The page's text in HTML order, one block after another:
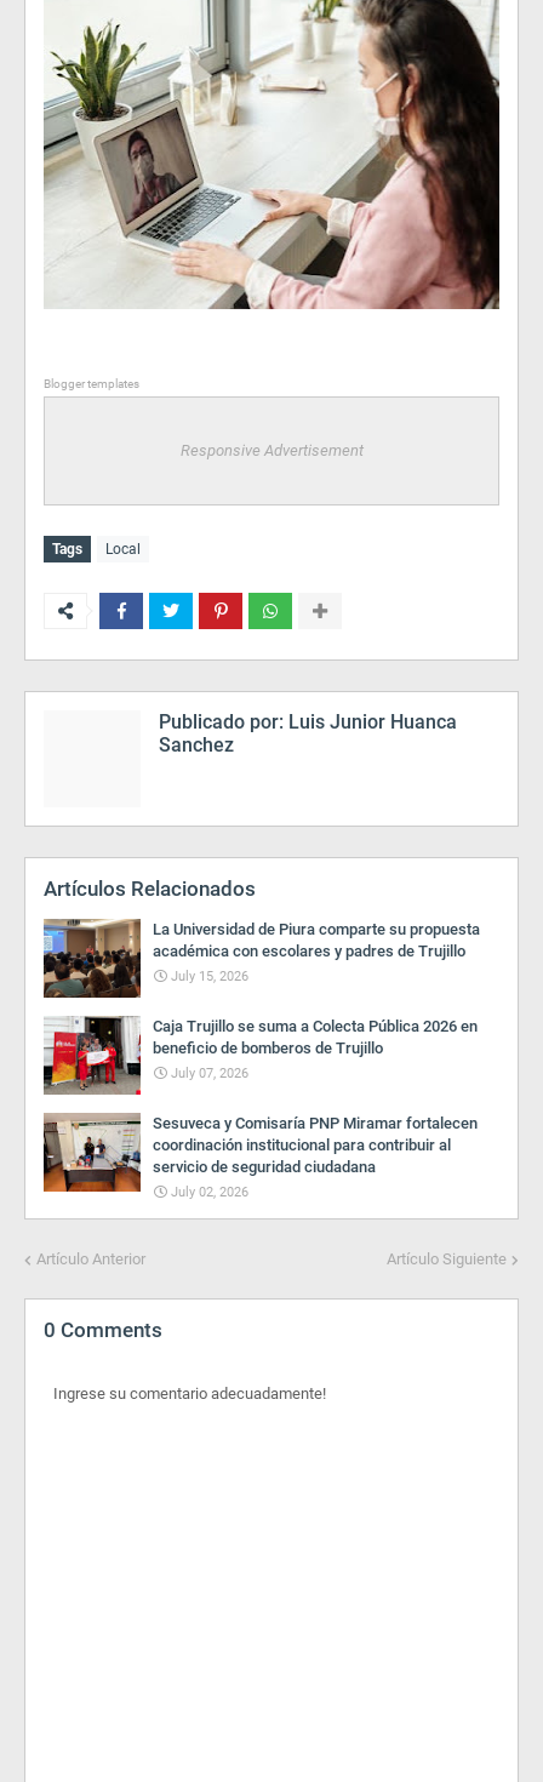
Blogger templates
Responsive Advertisement
Tags Local
Publicado por: Luis Junior Huanca
Sanchez
Artículos Relacionados
La Universidad de Piura comparte su propuesta
académica con escolares y padres de Trujillo
July 15, 2026
Caja Trujillo se suma a Colecta Pública 2026 en
beneficio de bomberos de Trujillo
July 07, 2026
Sesuveca y Comisaría PNP Miramar fortalecen
coordinación institucional para contribuir al
servicio de seguridad ciudadana
July 02, 2026
Artículo Anterior Artículo Siguiente
0 Comments
Ingrese su comentario adecuadamente!